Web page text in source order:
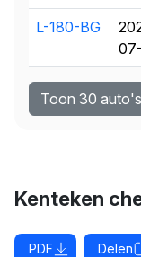
L-180-BG
Toon 30 auto's
Kenteken
PDF Delen